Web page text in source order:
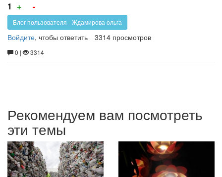
1 +
за!
-
против!
Блог пользователя - Ждамирова ольга
Войдите, чтобы ответить 3314 просмотров
0 | 3314
Рекомендуем вам посмотреть
эти темы